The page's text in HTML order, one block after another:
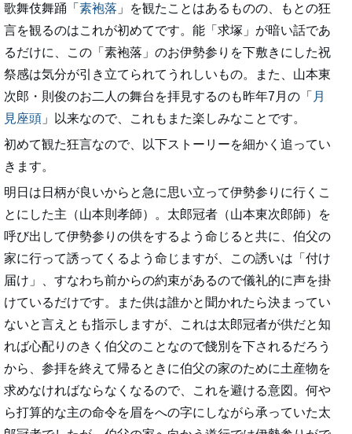
歌舞伎舞踊「 素袍落 」を観たことはあるものの、もとの狂
言を観るのはこれが初めてです。能「求塚」が暗い話であ
るだけに、この「素袍落」のお伊勢参りを下敷きにした祝
祭感は気分が引き立てられてうれしいもの。また、山本東
次郎・則俊のお二人の舞台を拝見するのも昨年7月の「 月
見座頭 」以来なので、これもまた楽しみなことです。
初めて観た狂言なので、以下ストーリーを細かく追ってい
きます。
明日は日柄が良いからと急に思い立って伊勢参りに行くこ
とにした主（山本則孝師）。太郎冠者（山本東次郎師）を
呼び出して伊勢参りの供をするよう命じると共に、伯父の
家に行って誘ってくるよう命じますが、この誘いは「付け
届け」、すなわち前からの約束があるので儀礼的に声を掛
けているだけです。また供は誰かと聞かれたら決まってい
ないと言えとも指示しますが、これは太郎冠者が供だと知
れば心配りのきく伯父のことなので餞別を下されるだろう
から、参拝を終えて帰るときに伯父の家のために土産物を
求めなければならなくなるので、これを避ける意図。何や
ら打算的な主の命令を眉をへの字にしながら承っていた太